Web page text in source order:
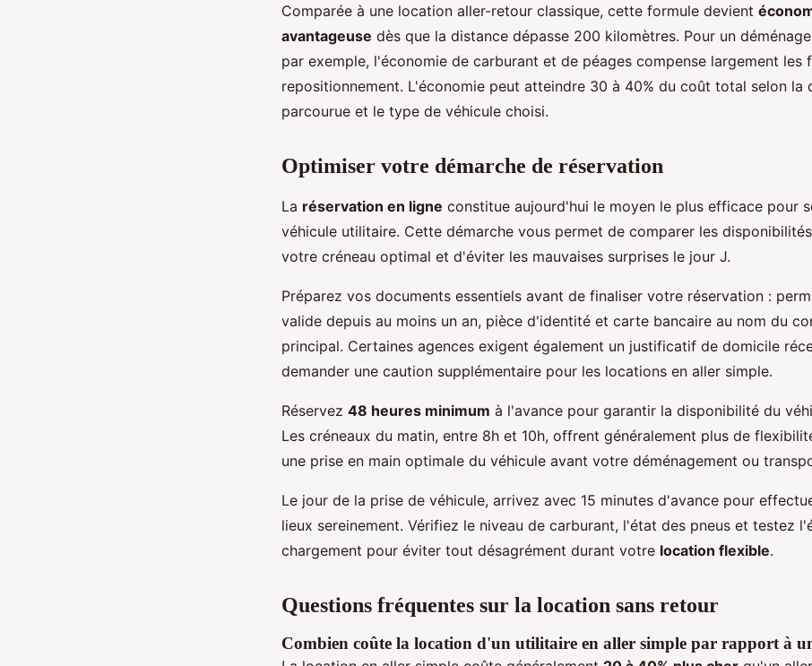
Comparée à une location aller-retour classique, cette formule devient
avantageuse dès que la distance dépasse 200 kilomètres. Pour un
par exemple, l'économie de carburant et de péages compense largement les
repositionnement. L'économie peut atteindre 30 à 40% du coût total selon la
parcourue et le type de véhicule choisi.
Optimiser votre démarche de réservation
La réservation en ligne constitue aujourd'hui le moyen le plus efficace pour
véhicule utilitaire. Cette démarche vous permet de comparer les
votre créneau optimal et d'éviter les mauvaises surprises le jour J.
Préparez vos documents essentiels avant de finaliser votre réservation :
valide depuis au moins un an, pièce d'identité et carte bancaire au nom du
principal. Certaines agences exigent également un justificatif de domicile
demander une caution supplémentaire pour les locations en aller simple.
Réservez 48 heures minimum à l'avance pour garantir la disponibilité du
Les créneaux du matin, entre 8h et 10h, offrent généralement plus de
une prise en main optimale du véhicule avant votre déménagement ou
Le jour de la prise de véhicule, arrivez avec 15 minutes d'avance pour
lieux sereinement. Vérifiez le niveau de carburant, l'état des pneus et testez
chargement pour éviter tout désagrément durant votre location flexible.
Questions fréquentes sur la location sans retour
Combien coûte la location d'un utilitaire en aller simple par rapport à